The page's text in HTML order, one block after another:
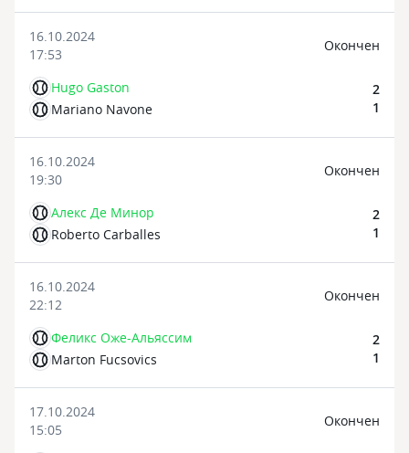
16.10.2024
17:53
Hugo Gaston
Mariano Navone
Oкончен
2
1
16.10.2024
19:30
Алекс Де Минор
Roberto Carballes
Oкончен
2
1
16.10.2024
22:12
Феликс Оже-Альяссим
Marton Fucsovics
Oкончен
2
1
17.10.2024
15:05
Oкончен